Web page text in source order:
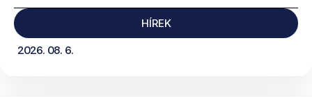
HÍREK
2026. 08. 6.